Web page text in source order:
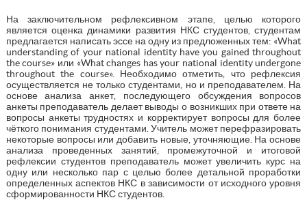
На заключительном рефлексивном этапе, целью которого
является оценка динамики развития НКС студентов, студентам
предлагается написать эссе на одну из предложенных тем: «What
understanding of your national identity have you gained throughout
the course» или «What changes has your national identity undergone
throughout the course». Необходимо отметить, что рефлексия
осуществляется не только студентами, но и преподавателем. На
основе анализа анкет, последующего обсуждения вопросов
анкеты преподаватель делает выводы о возникших при ответе на
вопросы анкеты трудностях и корректирует вопросы для более
чёткого понимания студентами. Учитель может перефразировать
некоторые вопросы или добавить новые, уточняющие. На основе
анализа проведенных занятий, промежуточной и итоговой
рефлексии студентов преподаватель может увеличить курс на
одну или несколько пар с целью более детальной проработки
определенных аспектов НКС в зависимости от исходного уровня
сформированности НКС студентов.